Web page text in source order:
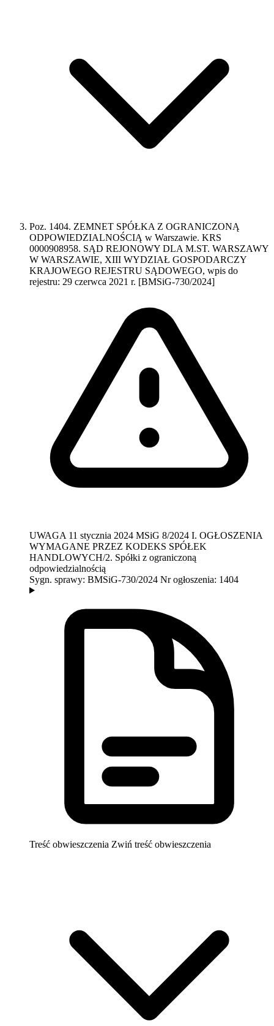
Poz. 1404. ZEMNET SPÓŁKA Z OGRANICZONĄ
ODPOWIEDZIALNOŚCIĄ w Warszawie. KRS
0000908958. SĄD REJONOWY DLA M.ST. WARSZAWY
W WARSZAWIE, XIII WYDZIAŁ GOSPODARCZY
KRAJOWEGO REJESTRU SĄDOWEGO, wpis do
rejestru: 29 czerwca 2021 r. [BMSiG-730/2024]
UWAGA 11 stycznia 2024 MSiG 8/2024 I. OGŁOSZENIA
WYMAGANE PRZEZ KODEKS SPÓŁEK
HANDLOWYCH/2. Spółki z ograniczoną
odpowiedzialnością
Sygn. sprawy: BMSiG-730/2024 Nr ogłoszenia: 1404
Treść obwieszczenia Zwiń treść obwieszczenia